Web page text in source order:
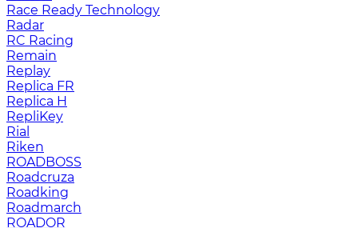
Race Ready Technology
Radar
RC Racing
Remain
Replay
Replica FR
Replica H
RepliKey
Rial
Riken
ROADBOSS
Roadcruza
Roadking
Roadmarch
ROADOR